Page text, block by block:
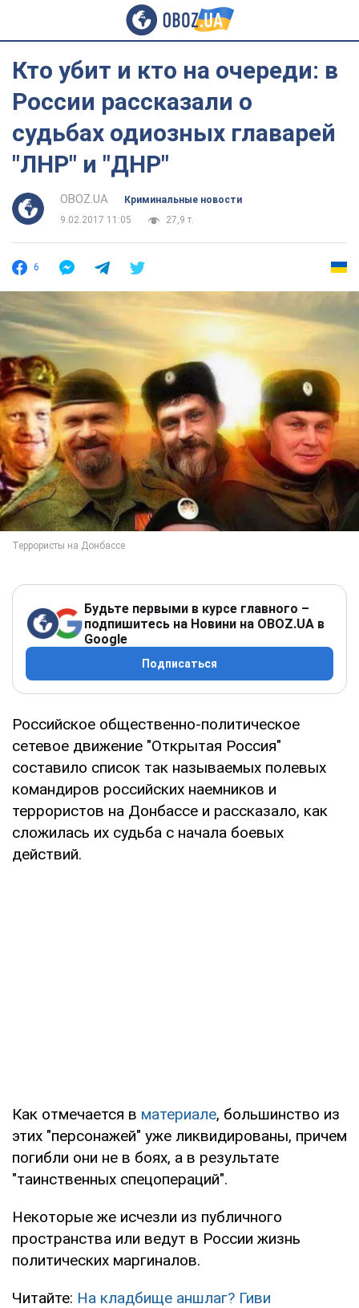
Кто убит и кто на очереди: в
России рассказали о
судьбах одиозных главарей
"ЛНР" и "ДНР"
OBOZ.UA
Криминальные новости
9.02.2017 11:05
27,9 т.
6
Будьте первыми в курсе главного –
подпишитесь на Новини на OBOZ.UA в
Google
Подписаться
Российское общественно-политическое
сетевое движение "Открытая Россия"
составило список так называемых полевых
командиров российских наемников и
террористов на Донбассе и рассказало, как
сложилась их судьба с начала боевых
действий.
Как отмечается в материале, большинство из
этих "персонажей" уже ликвидированы, причем
погибли они не в боях, а в результате
"таинственных спецопераций".
Некоторые же исчезли из публичного
пространства или ведут в России жизнь
политических маргиналов.
Читайте: На кладбище аншлаг? Гиви